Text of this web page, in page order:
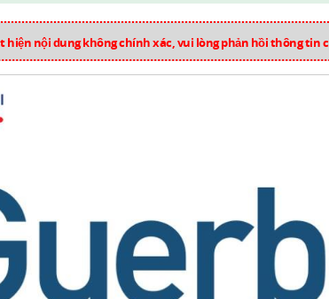
hiện nội dung không chính xác, vui lòng phản hồi thông tin